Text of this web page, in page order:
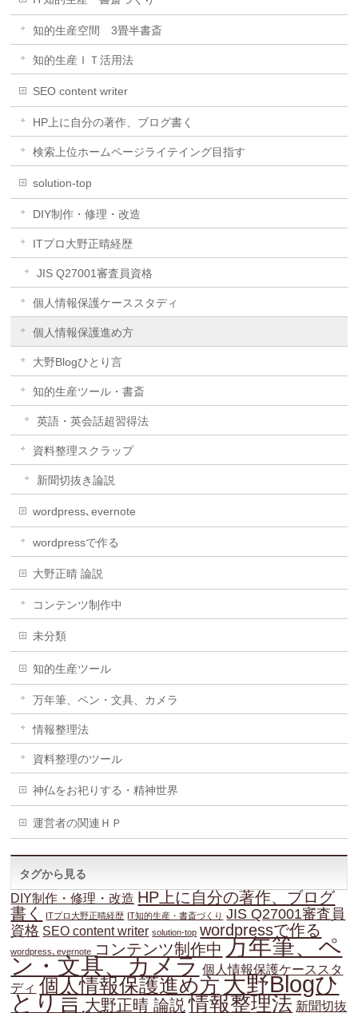
知的生産空間 3畳半書斎
知的生産ＩＴ活用法
SEO content writer
HP上に自分の著作、ブログ書く
検索上位ホームページライテイング目指す
solution-top
DIY制作・修理・改造
ITプロ大野正晴経歴
JIS Q27001審査員資格
個人情報保護ケーススタディ
個人情報保護進め方
大野Blogひとり言
知的生産ツール・書斎
英語・英会話超習得法
資料整理スクラップ
新聞切抜き論説
wordpress､evernote
wordpressで作る
大野正晴 論説
コンテンツ制作中
未分類
知的生産ツール
万年筆、ペン・文具、カメラ
情報整理法
資料整理のツール
神仏をお祀りする・精神世界
運営者の関連ＨＰ
タグから見る
DIY制作・修理・改造 HP上に自分の著作、ブログ
書く
ITプロ大野正晴経歴 IT知的生産・書斎づくり JIS Q27001審査員
資格 SEO content writer solution-top wordpressで作る
wordpress､evernote コンテンツ制作中 万年筆、ペ
ン・文具、カメラ 個人情報保護ケーススタ
ディ 個人情報保護進め方大野Blogひ
とり言 大野正晴 論説 情報整理法 新聞切抜